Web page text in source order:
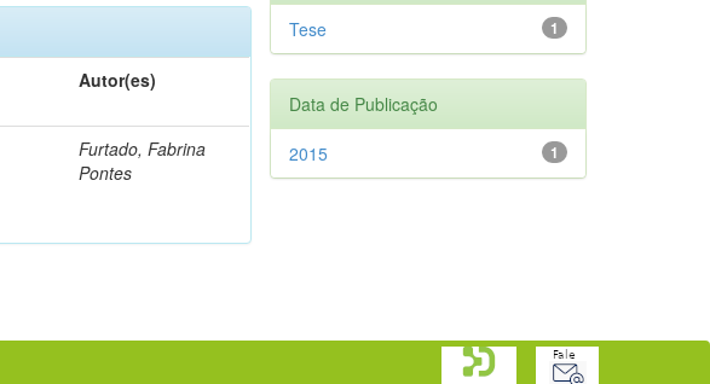
Autor(es)
Furtado, Fabrina
Pontes
1
Tese
Data de Publicação
1
2015